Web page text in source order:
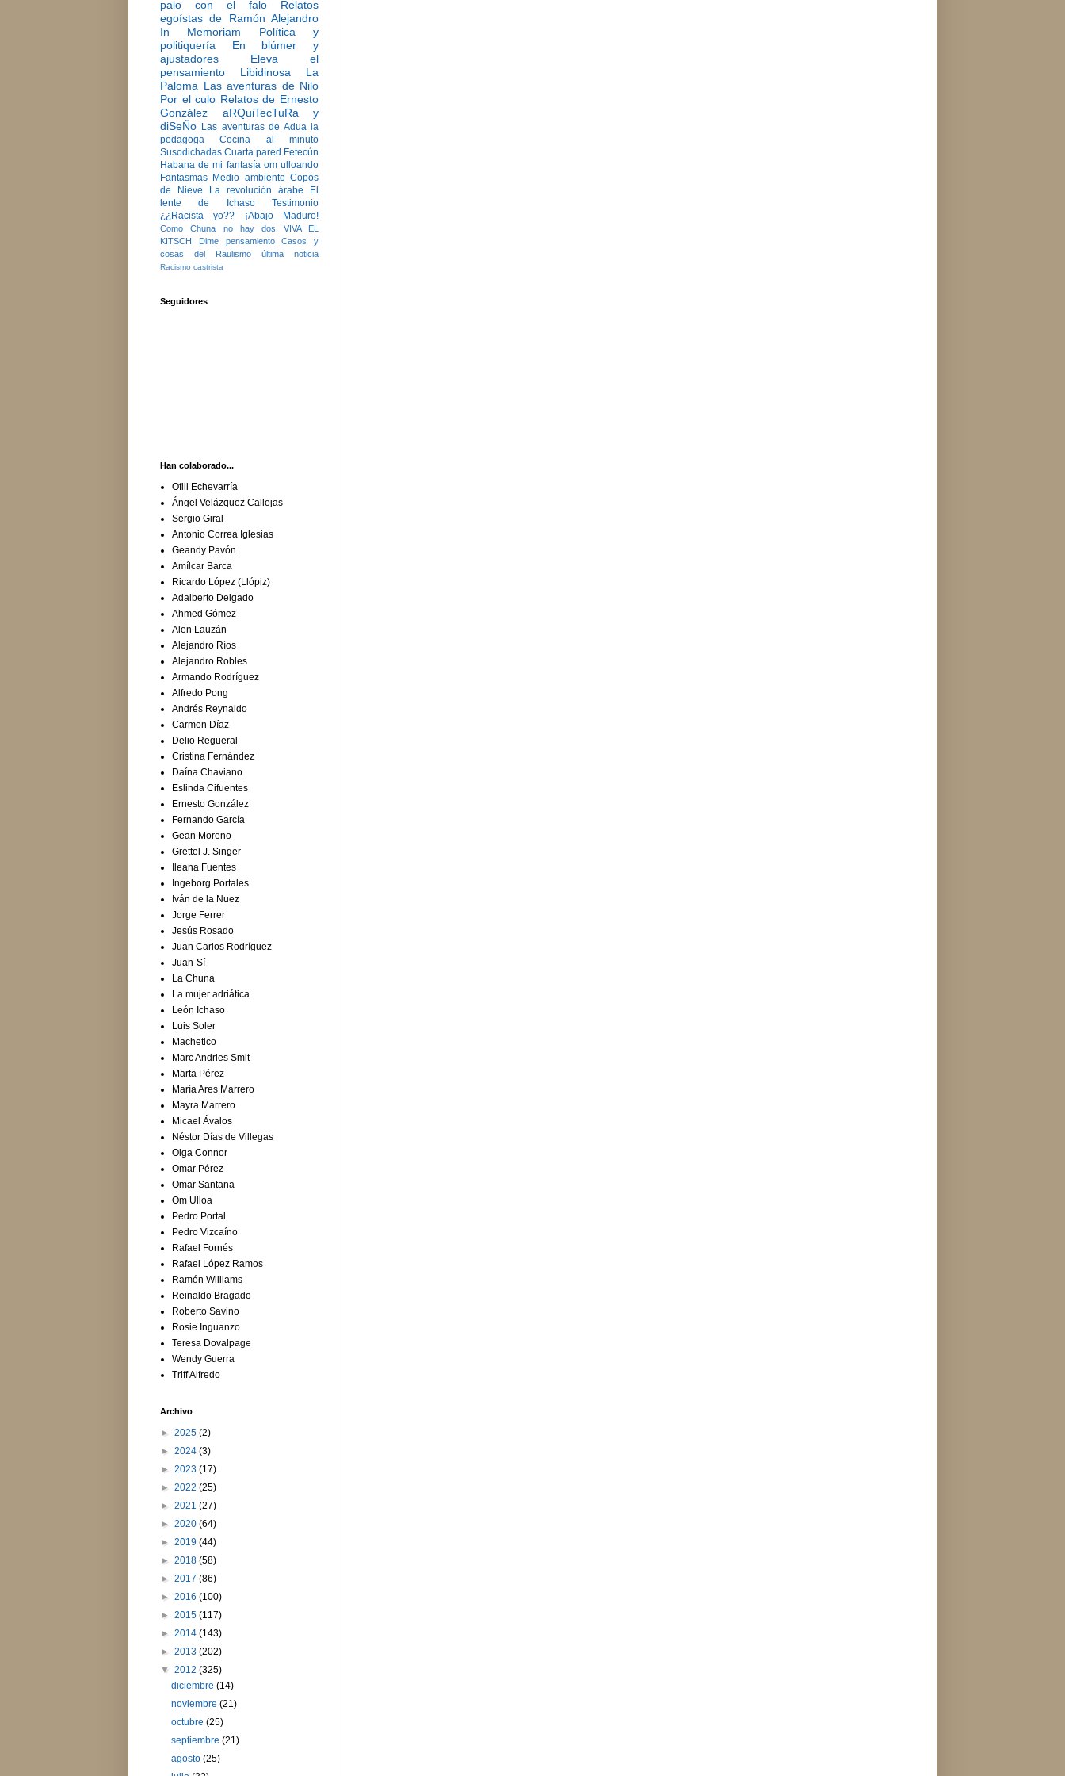
palo con el falo
Relatos
egoístas de Ramón Alejandro
In Memoriam
Política y
politiquería
En blúmer y
ajustadores
Eleva el
pensamiento
Libidinosa
La
Paloma Las aventuras de Nilo
Por el culo Relatos de Ernesto
González
aRQuiTecTuRa y
diSeÑo Las aventuras de Adua la
pedagoga
Cocina al minuto
Susodichadas Cuarta pared Fetecún
Habana de mi fantasía om ulloando
Fantasmas Medio ambiente Copos
de Nieve
La revolución árabe
El
lente de Ichaso
Testimonio
¿¿Racista yo??
¡Abajo Maduro!
Como Chuna no hay dos
VIVA EL
KITSCH
Dime pensamiento
Casos y
cosas del Raulismo
última noticia
Racismo castrista
Seguidores
Han colaborado...
Ofill Echevarría
Ángel Velázquez Callejas
Sergio Giral
Antonio Correa Iglesias
Geandy Pavón
Amílcar Barca
Ricardo López (Llópiz)
Adalberto Delgado
Ahmed Gómez
Alen Lauzán
Alejandro Ríos
Alejandro Robles
Armando Rodríguez
Alfredo Pong
Andrés Reynaldo
Carmen Díaz
Delio Regueral
Cristina Fernández
Daína Chaviano
Eslinda Cifuentes
Ernesto González
Fernando García
Gean Moreno
Grettel J. Singer
Ileana Fuentes
Ingeborg Portales
Iván de la Nuez
Jorge Ferrer
Jesús Rosado
Juan Carlos Rodríguez
Juan-Sí
La Chuna
La mujer adriática
León Ichaso
Luis Soler
Machetico
Marc Andries Smit
Marta Pérez
María Ares Marrero
Mayra Marrero
Micael Ávalos
Néstor Días de Villegas
Olga Connor
Omar Pérez
Omar Santana
Om Ulloa
Pedro Portal
Pedro Vizcaíno
Rafael Fornés
Rafael López Ramos
Ramón Williams
Reinaldo Bragado
Roberto Savino
Rosie Inguanzo
Teresa Dovalpage
Wendy Guerra
Triff Alfredo
Archivo
► 2025 (2)
► 2024 (3)
► 2023 (17)
► 2022 (25)
► 2021 (27)
► 2020 (64)
► 2019 (44)
► 2018 (58)
► 2017 (86)
► 2016 (100)
► 2015 (117)
► 2014 (143)
► 2013 (202)
▼ 2012 (325)
diciembre(14)
noviembre(21)
octubre(25)
septiembre(21)
agosto(25)